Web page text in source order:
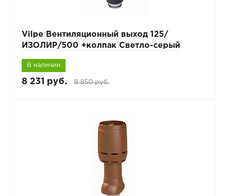
Vilpe Вентиляционный выход 125/
ИЗОЛИР/500 +колпак Светло-серый
В наличии
8 231 руб. 8 850 руб.